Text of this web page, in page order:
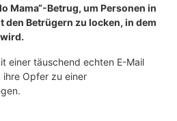
Mama“-Betrug, um Personen in
Betrügern zu locken, in dem
einer täuschend echten E-Mail
Opfer zu einer